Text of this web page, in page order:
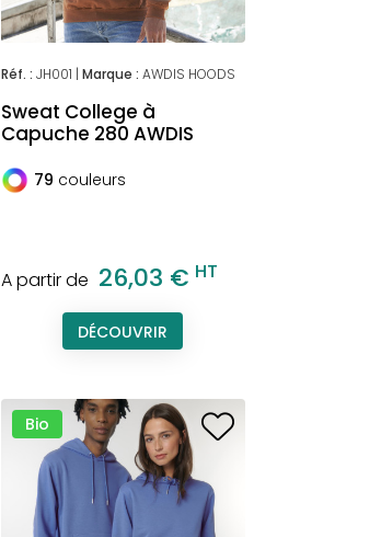
Réf. : JH001 | Marque : AWDIS HOODS
Sweat College à
Capuche 280 AWDIS
79 couleurs
A partir de 26,03 € HT
DÉCOUVRIR
Bio